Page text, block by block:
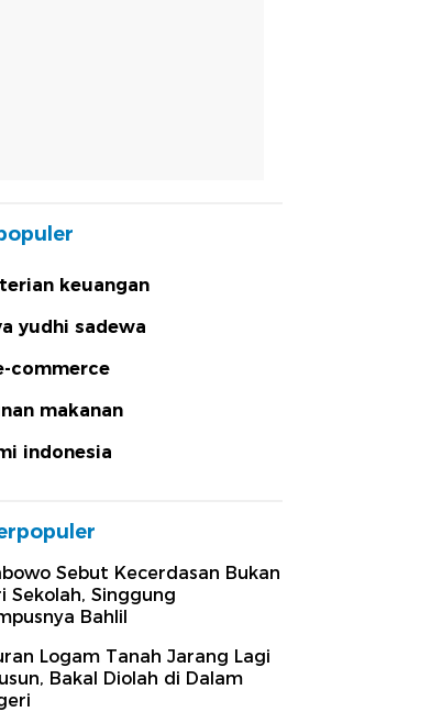
keuangan
yudhi sadewa
commerce
makanan
indonesia
Sebut Kecerdasan Bukan
Sekolah, Singgung
Bahlil
Logam Tanah Jarang Lagi
Bakal Diolah di Dalam